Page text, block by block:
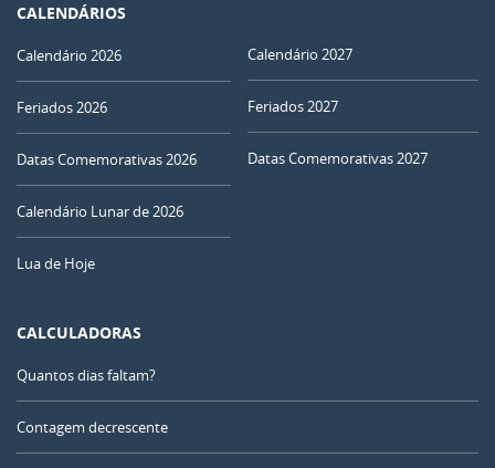
CALENDÁRIOS
Calendário 2026
Feriados 2026
Datas Comemorativas 2026
Calendário Lunar de 2026
Lua de Hoje
Calendário 2027
Feriados 2027
Datas Comemorativas 2027
CALCULADORAS
Quantos dias faltam?
Contagem decrescente